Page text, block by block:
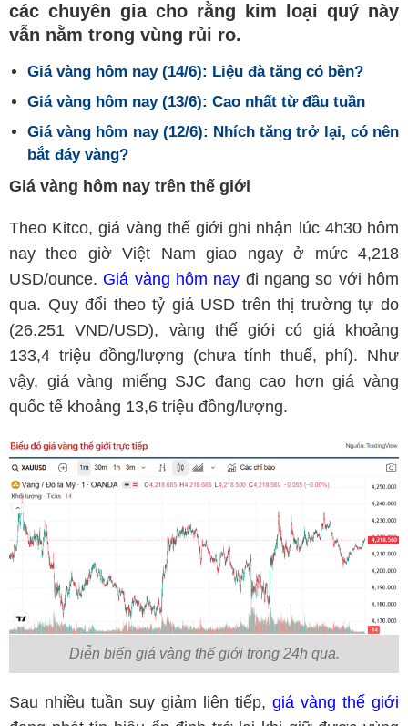
các chuyên gia cho rằng kim loại quý này
vẫn nằm trong vùng rủi ro.
Giá vàng hôm nay (14/6): Liệu đà tăng có bền?
Giá vàng hôm nay (13/6): Cao nhất từ đầu tuần
Giá vàng hôm nay (12/6): Nhích tăng trở lại, có nên
bắt đáy vàng?
Giá vàng hôm nay trên thế giới
Theo Kitco, giá vàng thế giới ghi nhận lúc 4h30 hôm
nay theo giờ Việt Nam giao ngay ở mức 4,218
USD/ounce. Giá vàng hôm nay đi ngang so với hôm
qua. Quy đổi theo tỷ giá USD trên thị trường tự do
(26.251 VND/USD), vàng thế giới có giá khoảng
133,4 triệu đồng/lượng (chưa tính thuế, phí). Như
vậy, giá vàng miếng SJC đang cao hơn giá vàng
quốc tế khoảng 13,6 triệu đồng/lượng.
Diễn biến giá vàng thế giới trong 24h qua.
Sau nhiều tuần suy giảm liên tiếp, giá vàng thế giới